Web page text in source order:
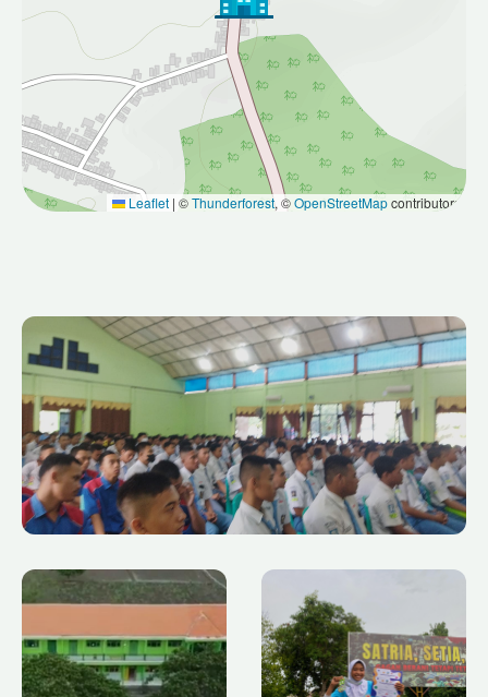
Leaflet | ©Thunderforest, ©OpenStreetMapcontributors